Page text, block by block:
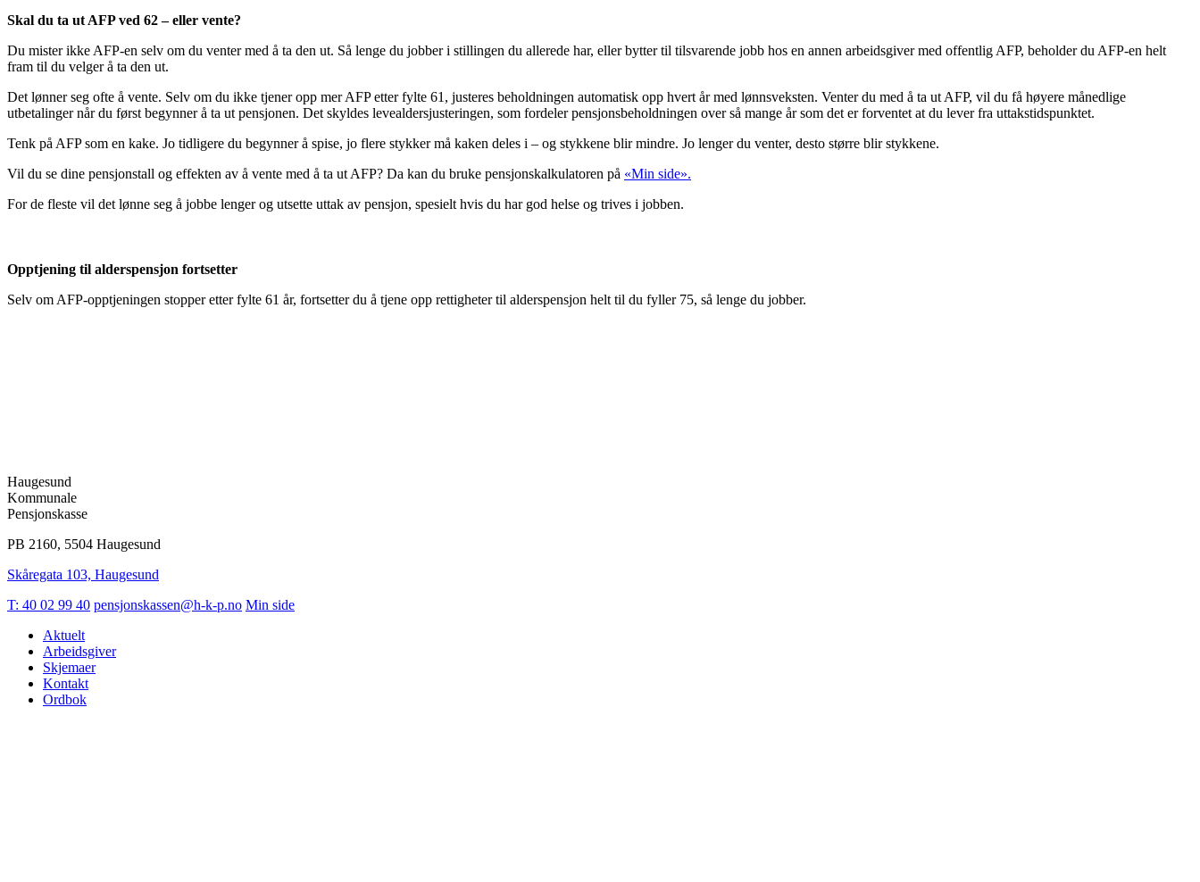
Skal du ta ut AFP ved 62 – eller vente?
Du mister ikke AFP-en selv om du venter med å ta den ut. Så lenge du jobber i stillingen du allerede har, eller bytter til tilsvarende jobb hos en annen arbeidsgiver med offentlig AFP, beholder du AFP-en helt
fram til du velger å ta den ut.
Det lønner seg ofte å vente. Selv om du ikke tjener opp mer AFP etter fylte 61, justeres beholdningen automatisk opp hvert år med lønnsveksten. Venter du med å ta ut AFP, vil du få høyere månedlige
utbetalinger når du først begynner å ta ut pensjonen. Det skyldes levealdersjusteringen, som fordeler pensjonsbeholdningen over så mange år som det er forventet at du lever fra uttakstidspunktet.
Tenk på AFP som en kake. Jo tidligere du begynner å spise, jo flere stykker må kaken deles i – og stykkene blir mindre. Jo lenger du venter, desto større blir stykkene.
Vil du se dine pensjonstall og effekten av å vente med å ta ut AFP? Da kan du bruke pensjonskalkulatoren på «Min side».
For de fleste vil det lønne seg å jobbe lenger og utsette uttak av pensjon, spesielt hvis du har god helse og trives i jobben.
Opptjening til alderspensjon fortsetter
Selv om AFP-opptjeningen stopper etter fylte 61 år, fortsetter du å tjene opp rettigheter til alderspensjon helt til du fyller 75, så lenge du jobber.
Haugesund
Kommunale
Pensjonskasse
PB 2160, 5504 Haugesund
Skåregata 103, Haugesund
T: 40 02 99 40 pensjonskassen@h-k-p.no Min side
Aktuelt
Arbeidsgiver
Skjemaer
Kontakt
Ordbok